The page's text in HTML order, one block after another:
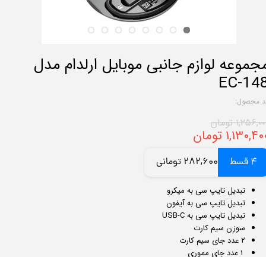
لوازم جانبی موبایل ارلدام مدل
EC-
محصول:
تومان
تومان
4 قسط 282,600 تومانی
تبدیل تایپ سی به میکرو
تبدیل تایپ سی به آیفون
تبدیل تایپ سی به USB-C
سوزن سیم کارت
۲ عدد جای سیم کارت